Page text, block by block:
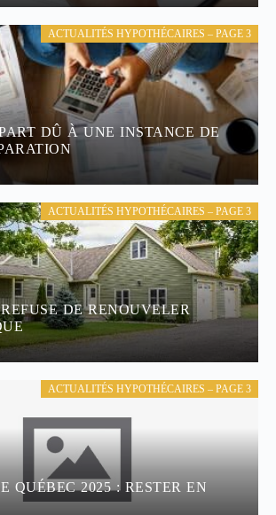
ACTUALITÉS HYPOTHÉCAIRES – PAGE 3
DÛ À UNE INSTANCE DE
ACTUALITÉS HYPOTHÉCAIRES – PAGE 3
DE RENOUVELER
ACTUALITÉS HYPOTHÉCAIRES – PAGE 3
QUÉBEC 2025 : RESTER EN